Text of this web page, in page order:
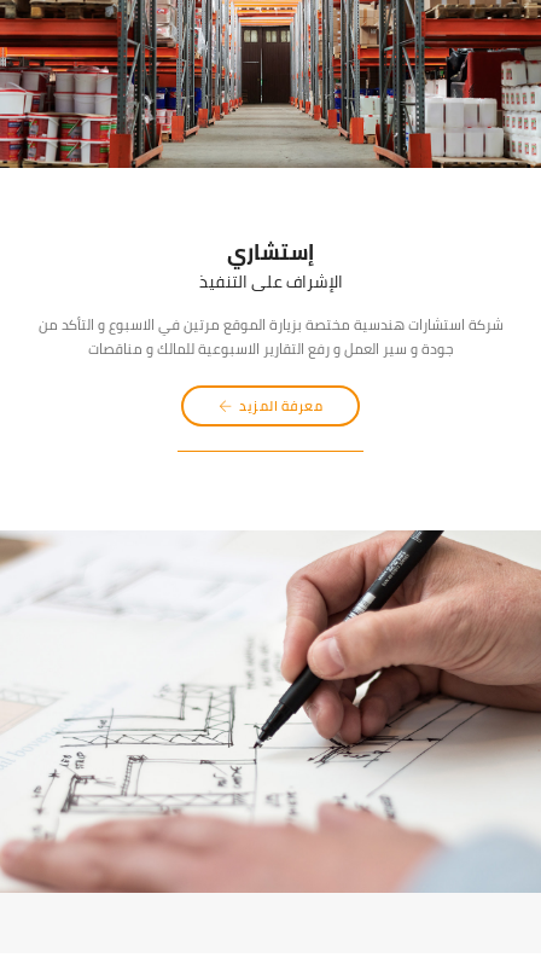
إستشاري
الإشراف على التنفيذ
شركة استشارات هندسية مختصة بزيارة الموقع مرتين في الاسبوع و التأكد من
جودة و سير العمل و رفع التقارير الاسبوعية للمالك و مناقصات
معرفة المزيد